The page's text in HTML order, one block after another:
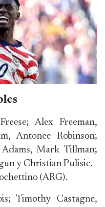
Alex Freeman,
Antonee Robinson;
Mark Tillman;
y Christian Pulisic.
(ARG).
Timothy Castagne,